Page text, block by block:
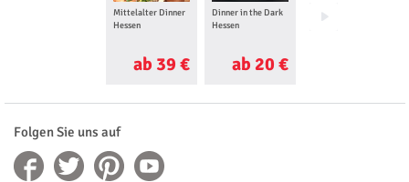
Mittelalter Dinner
Hessen
ab 39 €
Dinner in the Dark
Hessen
ab 20 €
Show Dinner
Folgen Sie uns auf